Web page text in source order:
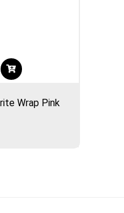
Wrap Pink